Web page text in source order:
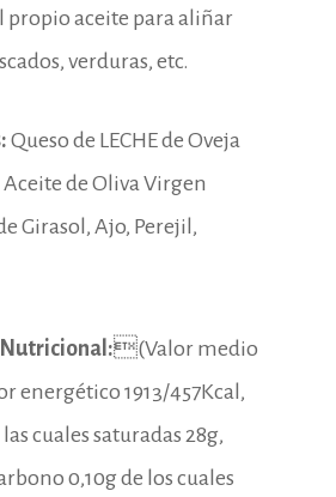
propio aceite para aliñar
verduras, etc.
Queso de LECHE de Oveja
de Oliva Virgen
Girasol, Ajo, Perejil,
(Valor medio
energético 1913/457Kcal,
cuales saturadas 28g,
0,10g de los cuales